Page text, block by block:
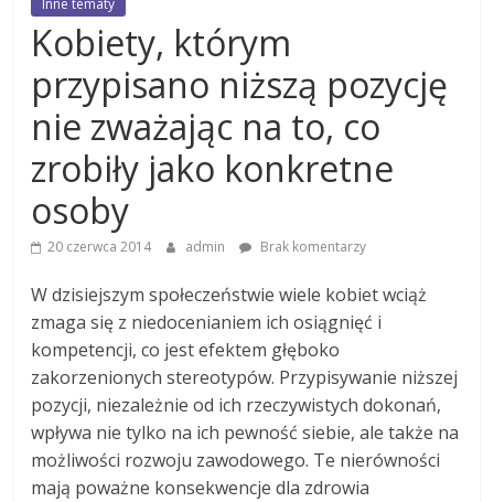
Inne tematy
Kobiety, którym
przypisano niższą pozycję
nie zważając na to, co
zrobiły jako konkretne
osoby
20 czerwca 2014 admin Brak komentarzy
W dzisiejszym społeczeństwie wiele kobiet wciąż
zmaga się z niedocenianiem ich osiągnięć i
kompetencji, co jest efektem głęboko
zakorzenionych stereotypów. Przypisywanie niższej
pozycji, niezależnie od ich rzeczywistych dokonań,
wpływa nie tylko na ich pewność siebie, ale także na
możliwości rozwoju zawodowego. Te nierówności
mają poważne konsekwencje dla zdrowia